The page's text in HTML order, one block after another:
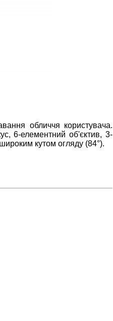
обличчя користувача.
6-елементний об'єктив, 3-
кутом огляду (84°).